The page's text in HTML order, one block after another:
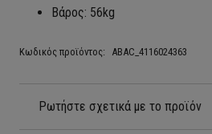
Βάρος: 56kg
Κωδικός προϊόντος: ABAC_4116024363
Ρωτήστε σχετικά με το προϊόν